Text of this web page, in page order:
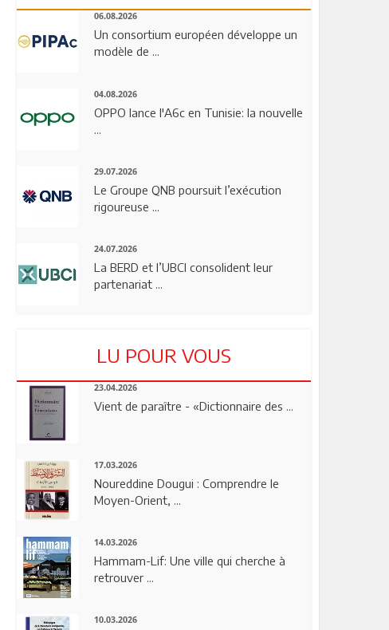
06.08.2026
Un consortium européen développe un
modèle de ...
04.08.2026
OPPO lance l'A6c en Tunisie: la nouvelle
29.07.2026
Le Groupe QNB poursuit l’exécution
rigoureuse ...
24.07.2026
La BERD et l’UBCI consolident leur
partenariat ...
LU POUR VOUS
23.04.2026
Vient de paraître - «Dictionnaire des ...
17.03.2026
Noureddine Dougui : Comprendre le
Moyen-Orient, ...
14.03.2026
Hammam-Lif: Une ville qui cherche à
retrouver ...
10.03.2026